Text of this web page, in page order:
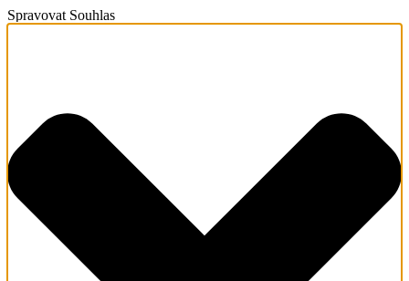
Spravovat Souhlas